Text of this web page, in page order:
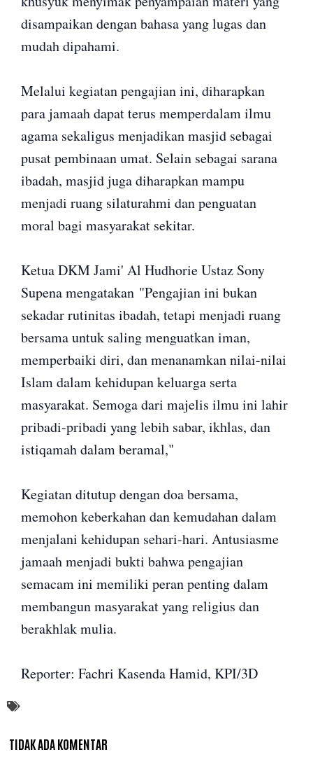
disampaikan dengan bahasa yang lugas dan
mudah dipahami.
Melalui kegiatan pengajian ini, diharapkan
para jamaah dapat terus memperdalam ilmu
agama sekaligus menjadikan masjid sebagai
pusat pembinaan umat. Selain sebagai sarana
ibadah, masjid juga diharapkan mampu
menjadi ruang silaturahmi dan penguatan
moral bagi masyarakat sekitar.
Ketua DKM Jami' Al Hudhorie Ustaz Sony
Supena mengatakan "Pengajian ini bukan
sekadar rutinitas ibadah, tetapi menjadi ruang
bersama untuk saling menguatkan iman,
memperbaiki diri, dan menanamkan nilai-nilai
Islam dalam kehidupan keluarga serta
masyarakat. Semoga dari majelis ilmu ini lahir
pribadi-pribadi yang lebih sabar, ikhlas, dan
istiqamah dalam beramal,"
Kegiatan ditutup dengan doa bersama,
memohon keberkahan dan kemudahan dalam
menjalani kehidupan sehari-hari. Antusiasme
jamaah menjadi bukti bahwa pengajian
semacam ini memiliki peran penting dalam
membangun masyarakat yang religius dan
berakhlak mulia.
Reporter: Fachri Kasenda Hamid, KPI/3D
TIDAK ADA KOMENTAR